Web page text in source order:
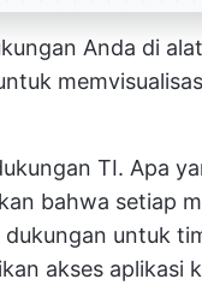
Anda di
TI. Apa
bahwa setiap
untuk
akses aplikasi